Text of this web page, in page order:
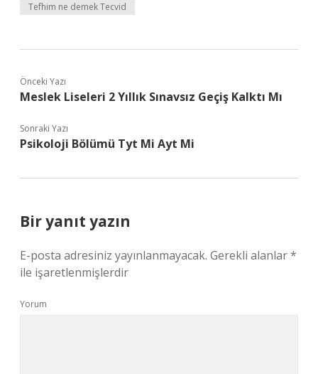
Tefhim ne demek Tecvid
Önceki Yazı
Meslek Liseleri 2 Yıllık Sınavsız Geçiş Kalktı Mı
Sonraki Yazı
Psikoloji Bölümü Tyt Mi Ayt Mi
Bir yanıt yazın
E-posta adresiniz yayınlanmayacak. Gerekli alanlar*
ile işaretlenmişlerdir
Yorum